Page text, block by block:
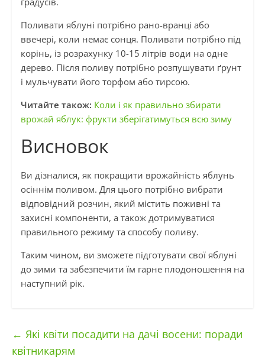
Поливати яблуні потрібно рано-вранці або
ввечері, коли немає сонця. Поливати потрібно під
корінь, із розрахунку 10-15 літрів води на одне
дерево. Після поливу потрібно розпушувати ґрунт
і мульчувати його торфом або тирсою.
Читайте також: Коли і як правильно збирати
врожай яблук: фрукти зберігатимуться всю зиму
Висновок
Ви дізналися, як покращити врожайність яблунь
осіннім поливом. Для цього потрібно вибрати
відповідний розчин, який містить поживні та
захисні компоненти, а також дотримуватися
правильного режиму та способу поливу.
Таким чином, ви зможете підготувати свої яблуні
до зими та забезпечити їм гарне плодоношення на
наступний рік.
← Які квіти посадити на дачі восени: поради
квітникарям